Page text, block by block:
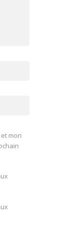
mon